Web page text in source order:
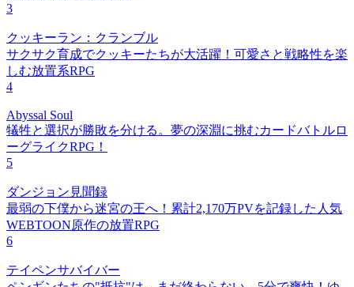
3
クッキーラン：クランブル
サクサク育成でクッキーたちが大活躍！可愛さと戦略性を楽
しむ放置系RPG
4
Abyssal Soul
犠牲と選択が勝敗を分ける。夢の深淵に挑むカードバトルロ
ーグライクRPG！
5
ダンジョン見聞録
最弱の下僕から迷宮の王へ！累計2,170万PVを記録した人気
WEBTOON原作の放置RPG
6
テイペンサバイバー